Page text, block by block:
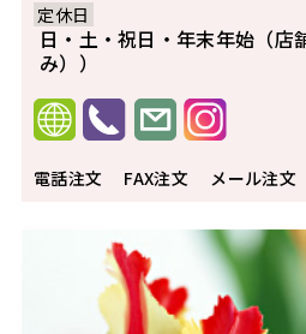
定休日
日・土・祝日・年末年始（店
み））
電話注文 FAX注文 メール注文